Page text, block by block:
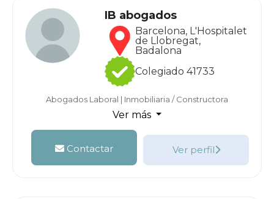
IB abogados
Barcelona, L'Hospitalet
de Llobregat,
Badalona
Colegiado 41733
Abogados Laboral | Inmobiliaria / Constructora
Ver más
Contactar Ver perfil